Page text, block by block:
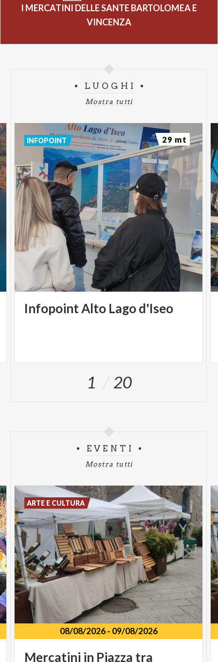
I MERCATINI DELLE SANTE BARTOLOMEA E
VINCENZA
LUOGHI
Mostra tutti
InfopointAlto Lagod'Iseo
INFOPOINT 29 mt
1 20
EVENTI
Mostra tutti
08/08/2026- 09/08/2026
Mercatini in Piazza tra
ARTE E CULTURA